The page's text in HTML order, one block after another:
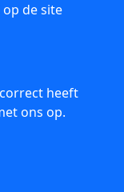
de site
heeft
ons op.